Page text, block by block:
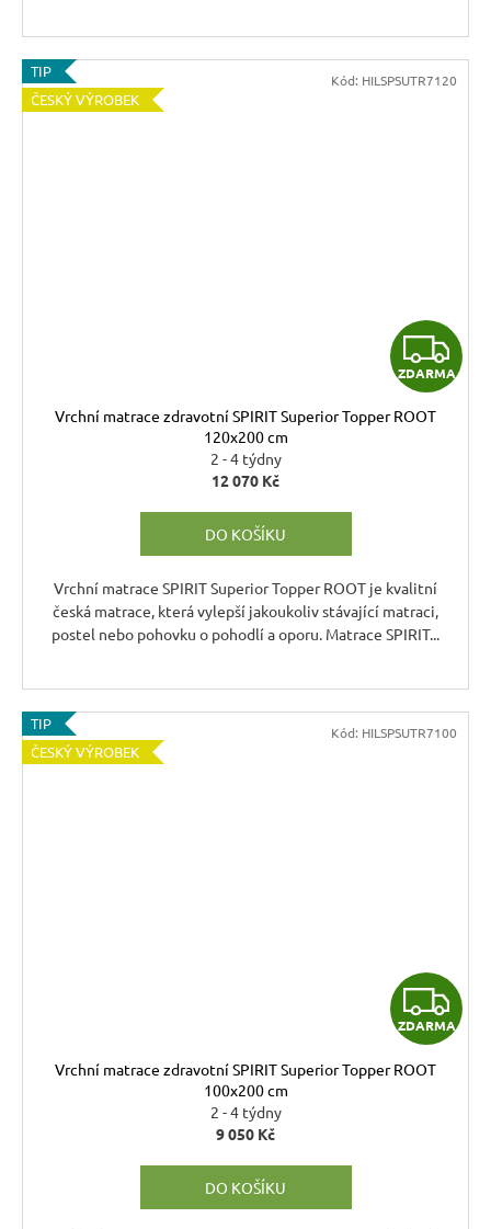
TIP
ČESKÝ VÝROBEK
Z
D
ZDARMA
Vrchní matrace zdravotní SPIRIT Superior Topper ROOT
120x200 cm
2 - 4 týdny
12 070 Kč
DO KOŠÍKU
Vrchní matrace SPIRIT Superior Topper ROOT je kvalitní
česká matrace, která vylepší jakoukoliv stávající matraci,
postel nebo pohovku o pohodlí a oporu. Matrace SPIRIT...
Kód: HILSPSUTR7120
TIP
ČESKÝ VÝROBEK
Z
D
ZDARMA
Vrchní matrace zdravotní SPIRIT Superior Topper ROOT
100x200 cm
2 - 4 týdny
9 050 Kč
DO KOŠÍKU
Kód: HILSPSUTR7100